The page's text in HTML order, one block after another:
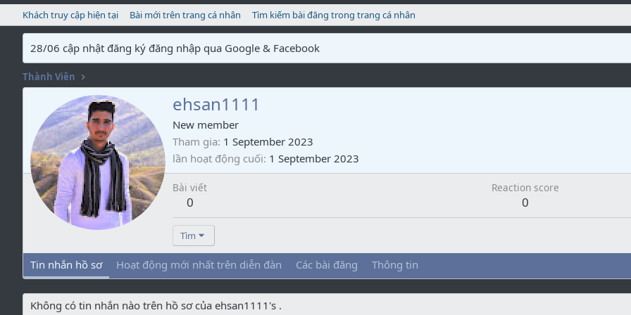
Khách truy cập hiện tại Bài mới trên trang cá nhân Tìm kiếm bài đăng trong trang cá nhân
28/06 cập nhật đăng ký đăng nhập qua Google & Facebook
Thành Viên
ehsan1111
New member
Tham gia 1 September 2023
lần hoạt động cuối 1 September 2023
Bài viết
0
Reaction score
0
Tìm
Tin nhắn hồ sơ Hoạt động mới nhất trên diễn đàn Các bài đăng Thông tin
Không có tin nhắn nào trên hồ sơ của ehsan1111's .